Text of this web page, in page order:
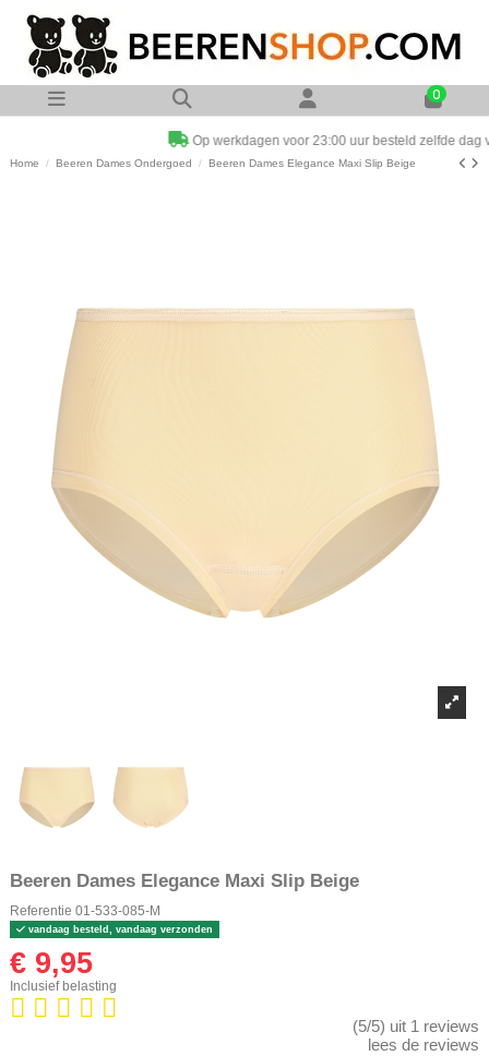
0
Op werkdagen voor 23:00 uur besteld zelfde dag verzonden
Home Beeren Dames Ondergoed Beeren Dames Elegance Maxi Slip Beige
Beeren Dames Elegance Maxi Slip Beige
Referentie 01-533-085-M
vandaag besteld, vandaag verzonden
€ 9,95
Inclusief belasting
(5/5) uit 1 reviews
lees de reviews